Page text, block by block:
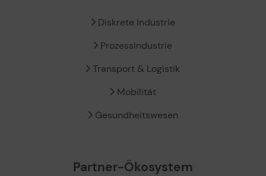
Diskrete Industrie
Prozessindustrie
Transport & Logistik
Mobilität
Gesundheitswesen
Partner-Ökosystem